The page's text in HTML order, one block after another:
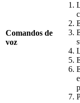
Comandos de
voz